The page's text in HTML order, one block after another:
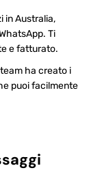
in Australia,
Ti
e fatturato.
ha creato i
puoi facilmente